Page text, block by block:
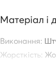
Матеріал і
Виконання:
Жорсткість: